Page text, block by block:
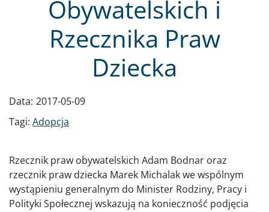
Obywatelskich i
Rzecznika Praw
Dziecka
Data: 2017-05-09
Tagi: Adopcja
Rzecznik praw obywatelskich Adam Bodnar oraz
rzecznik praw dziecka Marek Michalak we wspólnym
wystąpieniu generalnym do Minister Rodziny, Pracy i
Polityki Społecznej wskazują na konieczność podjęcia